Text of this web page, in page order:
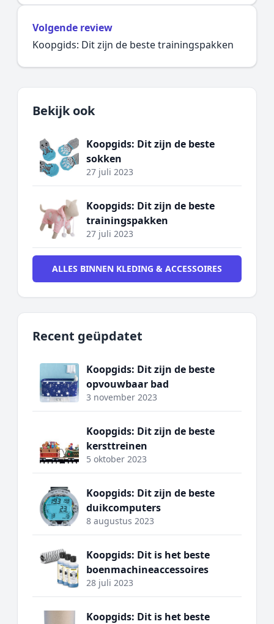
Volgende review
Koopgids: Dit zijn de beste trainingspakken
Bekijk ook
Koopgids: Dit zijn de beste
sokken
27 juli 2023
Koopgids: Dit zijn de beste
trainingspakken
27 juli 2023
ALLES BINNEN KLEDING & ACCESSOIRES
Recent geüpdatet
Koopgids: Dit zijn de beste
opvouwbaar bad
3 november 2023
Koopgids: Dit zijn de beste
kersttreinen
5 oktober 2023
Koopgids: Dit zijn de beste
duikcomputers
8 augustus 2023
Koopgids: Dit is het beste
boenmachineaccessoires
28 juli 2023
Koopgids: Dit is het beste